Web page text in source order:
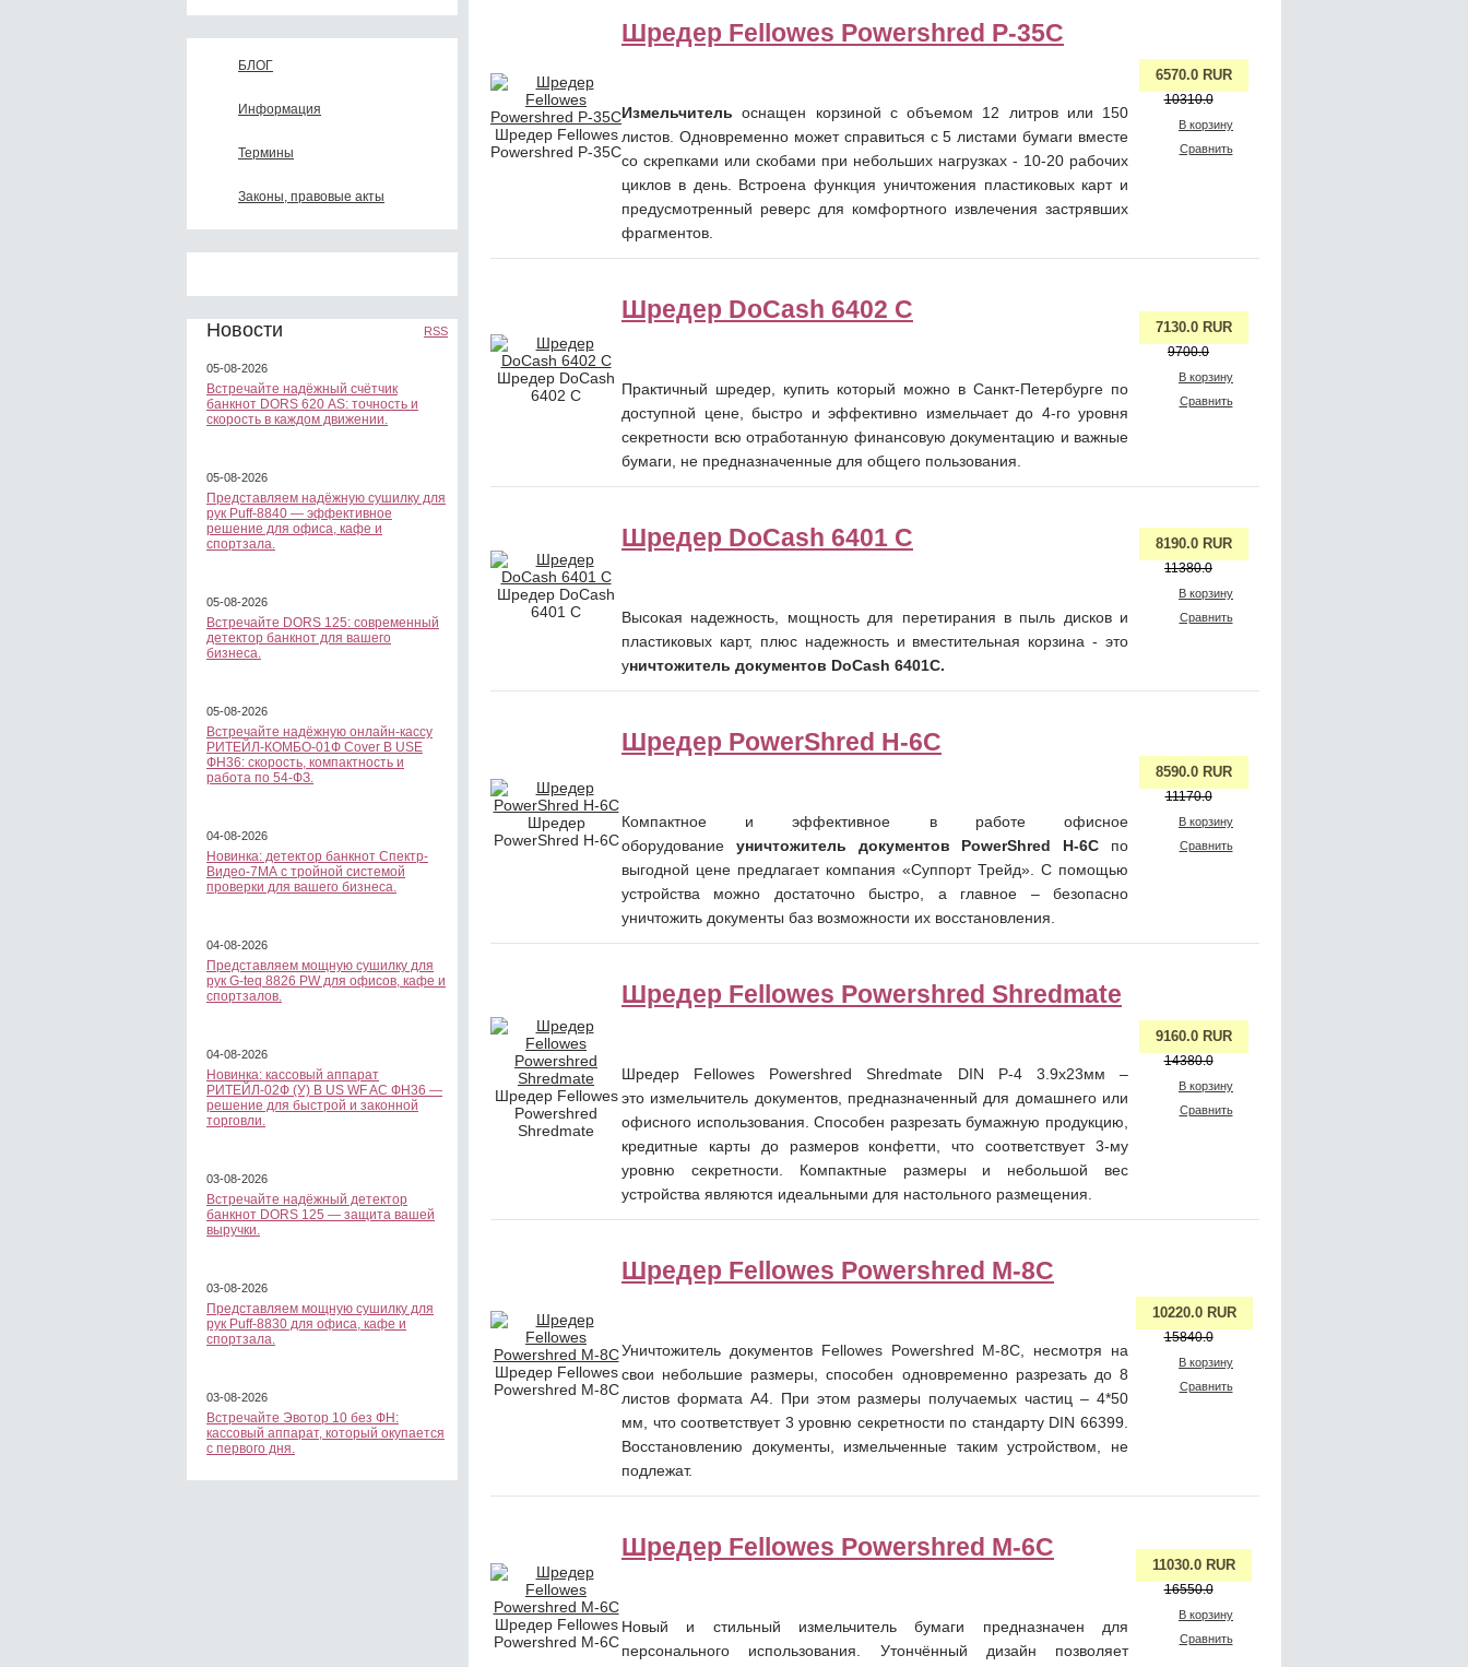
БЛОГ
Информация
Термины
Законы, правовые акты
Новости RSS
05-08-2026
Встречайте надёжный счётчик
банкнот DORS 620 АS: точность и
скорость в каждом движении.
05-08-2026
Представляем надёжную сушилку для
рук Puff-8840 — эффективное
решение для офиса, кафе и
спортзала.
05-08-2026
Встречайте DORS 125: современный
детектор банкнот для вашего
бизнеса.
05-08-2026
Встречайте надёжную онлайн-кассу
РИТЕЙЛ-КОМБО-01Ф Cover B USE
ФН36: скорость, компактность и
работа по 54-ФЗ.
04-08-2026
Новинка: детектор банкнот Спектр-
Видео-7МА с тройной системой
проверки для вашего бизнеса.
04-08-2026
Представляем мощную сушилку для
рук G-teq 8826 PW для офисов, кафе и
спортзалов.
04-08-2026
Новинка: кассовый аппарат
РИТЕЙЛ-02Ф (У) B US WF AC ФН36 —
решение для быстрой и законной
торговли.
03-08-2026
Встречайте надёжный детектор
банкнот DORS 125 — защита вашей
выручки.
03-08-2026
Представляем мощную сушилку для
рук Puff-8830 для офиса, кафе и
спортзала.
03-08-2026
Встречайте Эвотор 10 без ФН:
кассовый аппарат, который окупается
с первого дня.
Шредер Fellowes
Powershred P-35C
Шредер Fellowes Powershred P-35C
Измельчитель оснащен корзиной с объемом 12 литров или 150
листов. Одновременно может справиться с 5 листами бумаги вместе
со скрепками или скобами при небольших нагрузках - 10-20 рабочих
циклов в день. Встроена функция уничтожения пластиковых карт и
предусмотренный реверс для комфортного извлечения застрявших
фрагментов.
6570.0 RUR
10310.0
В корзину
Сравнить
Шредер DoCash
6402 С
Шредер DoCash 6402 С
Практичный шредер, купить который можно в Санкт-Петербурге по
доступной цене, быстро и эффективно измельчает до 4-го уровня
секретности всю отработанную финансовую документацию и важные
бумаги, не предназначенные для общего пользования.
7130.0 RUR
9700.0
В корзину
Сравнить
Шредер DoCash
6401 С
Шредер DoCash 6401 С
Высокая надежность, мощность для перетирания в пыль дисков и
пластиковых карт, плюс надежность и вместительная корзина - это
уничтожитель документов DoCash 6401С.
8190.0 RUR
11380.0
В корзину
Сравнить
Шредер
PowerShred H-6C
Шредер PowerShred H-6C
Компактное и эффективное в работе офисное
оборудование уничтожитель документов PowerShred H-6C по
выгодной цене предлагает компания «Суппорт Трейд». С помощью
устройства можно достаточно быстро, а главное – безопасно
уничтожить документы баз возможности их восстановления.
8590.0 RUR
11170.0
В корзину
Сравнить
Шредер Fellowes
Powershred
Shredmate
Шредер Fellowes Powershred Shredmate
Шредер Fellowes Powershred Shredmate DIN P-4 3.9x23мм –
это измельчитель документов, предназначенный для домашнего или
офисного использования. Способен разрезать бумажную продукцию,
кредитные карты до размеров конфетти, что соответствует 3-му
уровню секретности. Компактные размеры и небольшой вес
устройства являются идеальными для настольного размещения.
9160.0 RUR
14380.0
В корзину
Сравнить
Шредер Fellowes
Powershred M-8C
Шредер Fellowes Powershred M-8C
Уничтожитель документов Fellowes Powershred M-8C, несмотря на
свои небольшие размеры, способен одновременно разрезать до 8
листов формата А4. При этом размеры получаемых частиц – 4*50
мм, что соответствует 3 уровню секретности по стандарту DIN 66399.
Восстановлению документы, измельченные таким устройством, не
подлежат.
10220.0 RUR
15840.0
В корзину
Сравнить
Шредер Fellowes
Powershred M-6C
Шредер Fellowes Powershred M-6C
Новый и стильный измельчитель бумаги предназначен для
персонального использования. Утончённый дизайн позволяет
11030.0 RUR
16550.0
В корзину
Сравнить